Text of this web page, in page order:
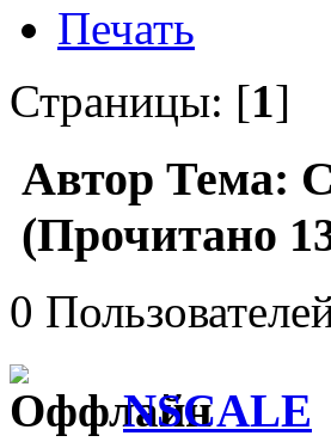
Печать
Страницы: [1]
Автор Тема:
(Прочитано
0
NSCALE